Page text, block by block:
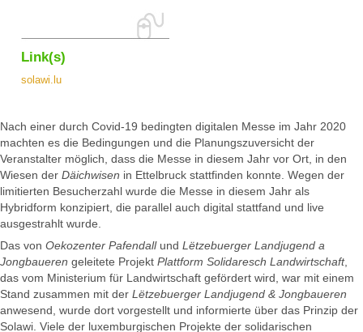
Link(s)
solawi.lu
Nach einer durch Covid-19 bedingten digitalen Messe im Jahr 2020
machten es die Bedingungen und die Planungszuversicht der
Veranstalter möglich, dass die Messe in diesem Jahr vor Ort, in den
Wiesen der Däichwisen in Ettelbruck stattfinden konnte. Wegen der
limitierten Besucherzahl wurde die Messe in diesem Jahr als
Hybridform konzipiert, die parallel auch digital stattfand und live
ausgestrahlt wurde.
Das von Oekozenter Pafendallund Lëtzebuerger Landjugend a
Jongbaueren geleitete Projekt Plattform Solidaresch Landwirtschaft,
das vom Ministerium für Landwirtschaft gefördert wird, war mit einem
Stand zusammen mit der Lëtzebuerger Landjugend & Jongbaueren
anwesend, wurde dort vorgestellt und informierte über das Prinzip der
Solawi. Viele der luxemburgischen Projekte der solidarischen